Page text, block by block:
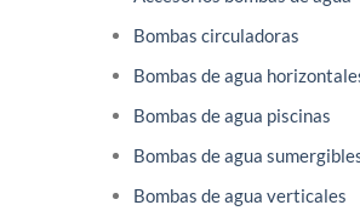
Bombas circuladoras
Bombas de agua
Bombas de agua piscinas
Bombas de agua
Bombas de agua verticales